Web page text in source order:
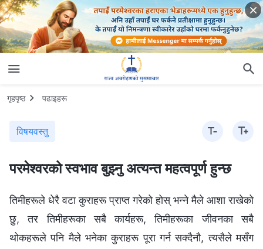
गृहपृष्ठ पढाइहरू
विषयवस्तु
परमेश्‍वरको स्वभाव बुझ्‍नु अत्यन्त महत्वपूर्ण हुन्छ
तिमीहरूले धेरै वटा कुराहरू प्राप्‍त गरेको होस् भन्‍ने मैले आशा राखेको
छु, तर तिमीहरूका सबै कार्यहरू, तिमीहरूका जीवनका सबै
थोकहरूले पनि मैले भनेका कुराहरू पूरा गर्न सक्दैनौ, त्यसैले मसँग